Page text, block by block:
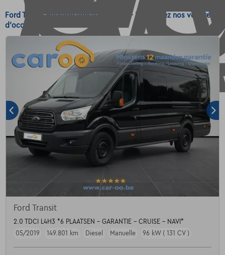
Ford Transit Fourgon tôlé d'occasion - Découvrez nos voitures
d'occasion Ford Transit Fourgon tôlé
Ford Transit
2.0 TDCI L4H3 *6 PLAATSEN - GARANTIE - CRUISE - NAVI*
05/2019
149.801 km Diesel Manuelle 96 kW ( 131 CV )